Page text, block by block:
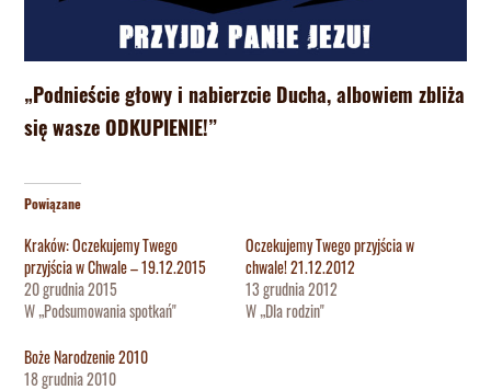
„Podnieście głowy i nabierzcie Ducha, albowiem zbliża
się wasze ODKUPIENIE!”
Powiązane
Kraków: Oczekujemy Twego
przyjścia w Chwale – 19.12.2015
20 grudnia 2015
W „Podsumowania spotkań"
Oczekujemy Twego przyjścia w
chwale! 21.12.2012
13 grudnia 2012
W „Dla rodzin"
Boże Narodzenie 2010
18 grudnia 2010